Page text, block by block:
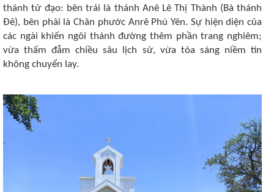
thánh tử đạo: bên trái là thánh Anê Lê Thị Thành (Bà thánh
Đê), bên phải là Chân phước Anrê Phú Yên. Sự hiện diện của
các ngài khiến ngôi thánh đường thêm phần trang nghiêm;
vừa thấm đẫm chiều sâu lịch sử, vừa tỏa sáng niềm tin
không chuyển lay.